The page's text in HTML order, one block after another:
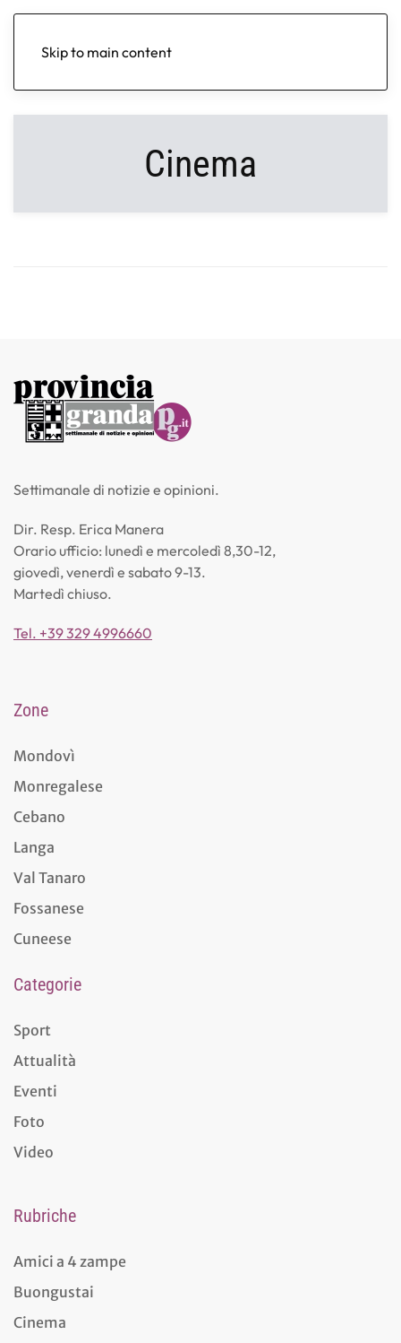
Skip to main content
Cinema
Settimanale di notizie e opinioni.
Dir. Resp. Erica Manera
Orario ufficio: lunedì e mercoledì 8,30-12,
giovedì, venerdì e sabato 9-13.
Martedì chiuso.
Tel. +39 329 4996660
Zone
Mondovì
Monregalese
Cebano
Langa
Val Tanaro
Fossanese
Cuneese
Categorie
Sport
Attualità
Eventi
Foto
Video
Rubriche
Amici a 4 zampe
Buongustai
Cinema